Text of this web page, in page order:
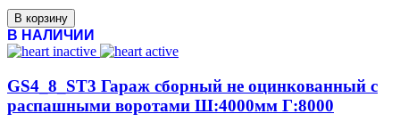
В корзину
В НАЛИЧИИ
GS4_8_ST3 Гараж сборный не оцинкованный с
распашными воротами Ш:4000мм Г:8000